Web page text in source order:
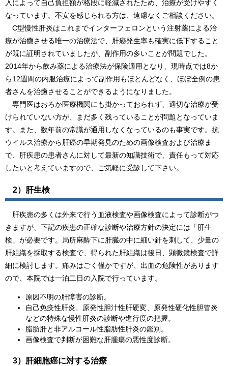
入によって自己負担額が格段に軽減されたため、治療が受けやすく
なっています。不安を感じられる方は、遠慮なくご相談ください。
C型慢性肝炎はこれまでインターフェロンという注射薬による治
療が治癒させる唯一の治療法で、肝癌発生率も確実に低下すること
が既に証明されていましたが、副作用の多いことが問題でした。
2014年から飲み薬による治療法が保険適用となり、現時点では8か
ら12週間の内服治療によって副作用もほとんどなく、ほぼ全例の患
者さんを治癒させることができるようになりました。
専門医はおろか医療機関にも掛かっておられず、適切な治療が受
けられていない方が、まだ多く残っていることが問題となっていま
す。また、数年前の常識が通用しなくなっているのも事実です。抗
ウイルス治療から肝癌の早期発見のための画像検査および治療ま
で、肝疾患の患者さんに対して最新の知識技術で、責任もって対応
したいと考えていますので、ご気軽に受診して下さい。
2）肝生検
肝疾患の多くは外来で行う血液検査や画像検査によって診断がつ
きますが、下記の疾患の正確な診断や治療方針の決定には「肝生
検」が必要です。局所麻酔下に肝臓の中に細い針を刺して、少量の
肝組織を採取する検査で、得られた肝組織は後日、顕微鏡検査で詳
細に検討します。痛みはごく僅かですが、出血の危険性があります
ので、本院では一泊二日の入院で行っています。
原因不明の肝障害の診断。
自己免疫性肝炎、原発性胆汁性肝硬変、原発性硬化性胆管炎
などの特殊な慢性肝炎の診断や進行度の把握。
脂肪肝と非アルコール性脂肪性肝炎の鑑別。
画像検査で判断が困難な肝腫瘍の悪性度診断。
3）肝細胞癌に対する治療